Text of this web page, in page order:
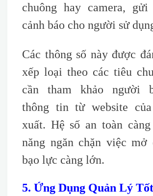
chuông hay camera,
cảnh báo cho người sử
Các thông số này được
xếp loại theo các tiêu
cần tham khảo người
thông tin từ website
xuất. Hệ số an toàn
năng ngăn chặn việc mở
bạo lực càng lớn.
5. Ứng Dụng Quản Lý Tốt